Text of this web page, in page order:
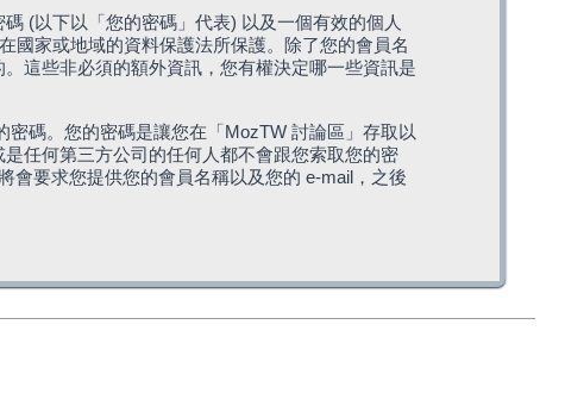
(以下以「您的密碼」代表) 以及一個有效的個人
國家或地域的資料保護法所保護。除了您的會員名
這些非必須的額外資訊，您有權決定哪一些資訊是
碼。您的密碼是讓您在「MozTW 討論區」存取以
任何第三方公司的任何人都不會跟您索取您的密
會要求您提供您的會員名稱以及您的 e-mail，之後